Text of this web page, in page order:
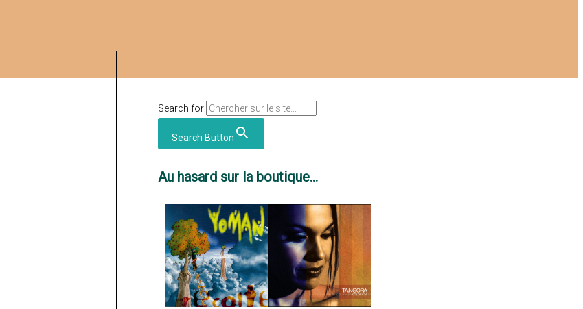
Search for:
Search Button
Au hasard sur la boutique...